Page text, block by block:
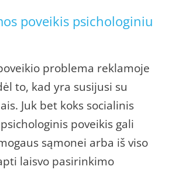
poveikis psichologiniu
problema reklamoje
to, kad yra susijusi su
Juk bet koks socialinis
poveikis gali
sąmonei arba iš viso
laisvo pasirinkimo